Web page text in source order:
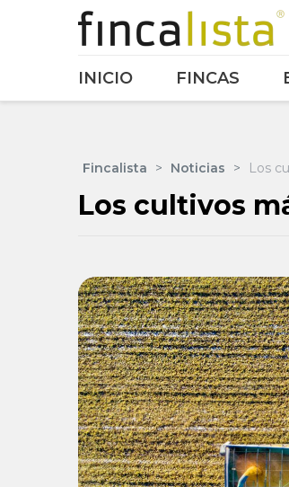
INICIO FINCAS
Fincalista > Noticias > Los
Los cultivos